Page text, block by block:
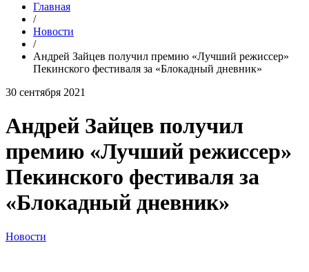
Главная
/
Новости
/
Андрей Зайцев получил премию «Лучший режиссер»
Пекинского фестиваля за «Блокадный дневник»
30 сентября 2021
Андрей Зайцев получил
премию «Лучший режиссер»
Пекинского фестиваля за
«Блокадный дневник»
Новости